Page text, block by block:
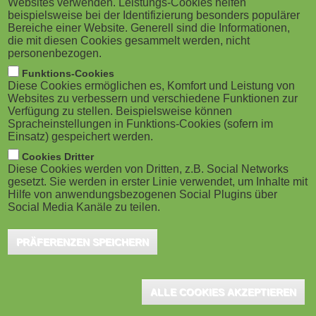
M
o
b
i
l
e
)
g
a
o
n
Stuttgart/Karlsruhe, Juni 2024 – Die KI-basierte
Leseförderplattform Lautlesetutor (LaLeTu), eine
gemeinsame Entwicklung des Ernst Klett Verlags und
dem Startup Digi Sapiens, wurde auf der LEARNTEC
mit dem Innovationspreis delina für digitale Bildung
ausgezeichnet. Der Preis würdigt zukunftsweisende
Bildungsprojekte und -lösungen, die effektives Lernen
fördern.
Ernst Klett Verlag und Digi Sapiens, beeindruckte die Fachjury mit
ihrem innovativen Einsatz von Künstlicher Intelligenz zur
Websites verwenden. Leistungs-Cookies helfen
beispielsweise bei der Identifizierung besonders populärer
Bereiche einer Website. Generell sind die Informationen,
die mit diesen Cookies gesammelt werden, nicht
personenbezogen.
Funktions-Cookies
Diese Cookies ermöglichen es, Komfort und Leistung von
Websites zu verbessern und verschiedene Funktionen zur
Verfügung zu stellen. Beispielsweise können
Spracheinstellungen in Funktions-Cookies (sofern im
Einsatz) gespeichert werden.
Cookies Dritter
Diese Cookies werden von Dritten, z.B. Social Networks
gesetzt. Sie werden in erster Linie verwendet, um Inhalte mit
Hilfe von anwendungsbezogenen Social Plugins über
Social Media Kanäle zu teilen.
PRÄFERENZEN SPEICHERN
ALLE COOKIES AKZEPTIEREN